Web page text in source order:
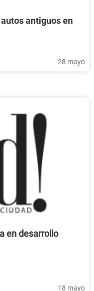
antiguos en
28 mayo
en desarrollo
18 mayo